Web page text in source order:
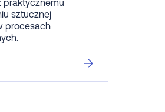
praktycznemu
sztucznej
procesach